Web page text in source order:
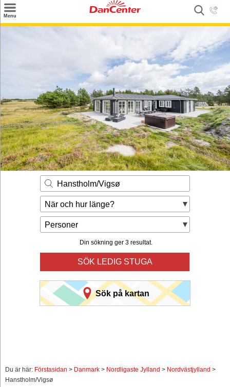
Menu
Service
Kontakt
Husägare
Hanstholm/Vigsø
När och hur länge?
Personer
Din sökning ger 3 resultat.
SÖK LEDIG STUGA
Sök på kartan
Du är här: Förstasidan > Danmark > Nordligaste Jylland > Nordvästjylland >
Hanstholm/Vigsø